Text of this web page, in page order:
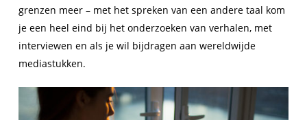
grenzen meer – met het spreken van een andere taal kom
je een heel eind bij het onderzoeken van verhalen, met
interviewen en als je wil bijdragen aan wereldwijde
mediastukken.